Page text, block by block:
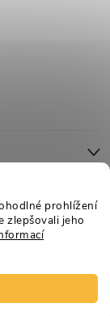
prohlížení
zlepšovali jeho
vyhrazena.